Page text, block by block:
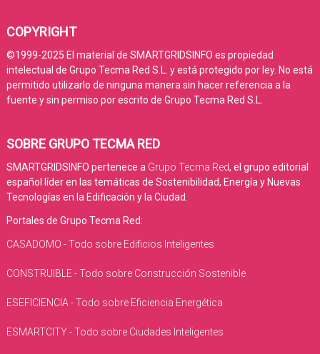
COPYRIGHT
©1999-2025 El material de SMARTGRIDSINFO es propiedad
intelectual de Grupo Tecma Red S.L. y está protegido por ley. No está
permitido utilizarlo de ninguna manera sin hacer referencia a la
fuente y sin permiso por escrito de Grupo Tecma Red S.L.
SOBRE GRUPO TECMA RED
SMARTGRIDSINFO pertenece a Grupo Tecma Red, el grupo editorial
español líder en las temáticas de Sostenibilidad, Energía y Nuevas
Tecnologías en la Edificación y la Ciudad.
Portales de Grupo Tecma Red:
CASADOMO - Todo sobre Edificios Inteligentes
CONSTRUIBLE - Todo sobre Construcción Sostenible
ESEFICIENCIA - Todo sobre Eficiencia Energética
ESMARTCITY - Todo sobre Ciudades Inteligentes